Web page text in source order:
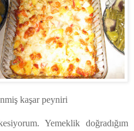
kaşar peyniri
Yemeklik doğradığım